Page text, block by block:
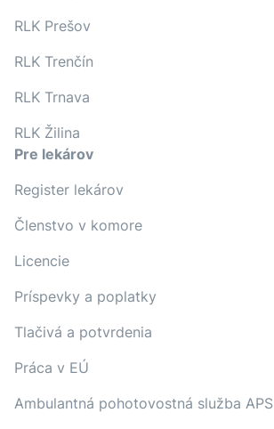
RLK Prešov
RLK Trenčín
RLK Trnava
RLK Žilina
Pre lekárov
Register lekárov
Členstvo v komore
Licencie
Príspevky a poplatky
Tlačivá a potvrdenia
Práca v EÚ
Ambulantná pohotovostná služba APS